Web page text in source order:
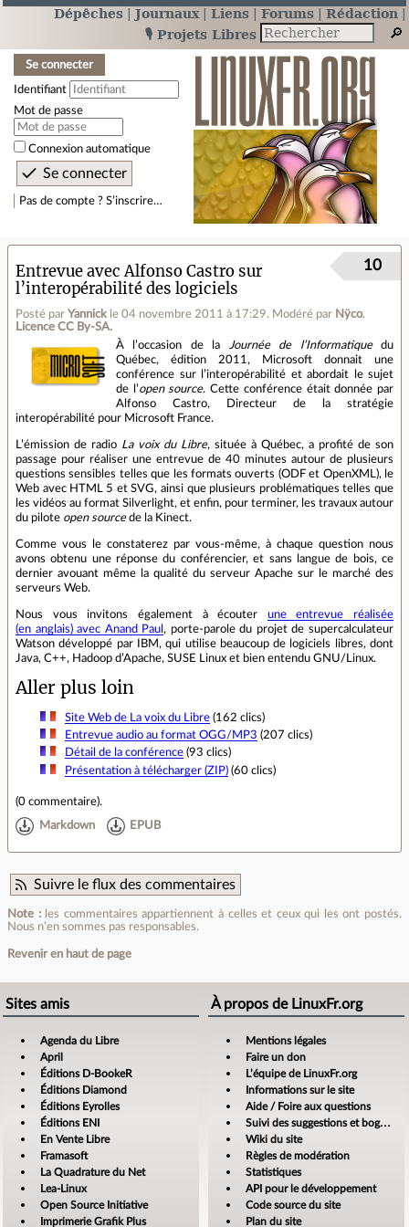
Dépêches Journaux Liens Forums
Rédaction
🎙️ Projets Libres
Se connecter
Identifiant
Mot de passe
Connexion automatique
Pas de compte ? S’inscrire…
Entrevue avec Alfonso Castro sur
l’interopérabilité des logiciels
Posté par Yannick le 04 novembre 2011 à 17:29. Modéré par Nÿco.
Licence CC By‑SA.
10
À l’occasion de la Journée de l’Informatiquedu
Québec, édition 2011, Microsoft donnait une
conférence sur l’interopérabilité et abordait le sujet
de l’open source. Cette conférence était donnée par
Alfonso Castro, Directeur de la stratégie
interopérabilité pour Microsoft France.
L’émission de radio La voix du Libre, située à Québec, a profité de son
passage pour réaliser une entrevue de 40 minutes autour de plusieurs
questions sensibles telles que les formats ouverts (ODF et OpenXML), le
Web avec HTML 5 et SVG, ainsi que plusieurs problématiques telles que
les vidéos au format Silverlight, et enfin, pour terminer, les travaux autour
du pilote open sourcede la Kinect.
Comme vous le constaterez par vous‐même, à chaque question nous
avons obtenu une réponse du conférencier, et sans langue de bois, ce
dernier avouant même la qualité du serveur Apache sur le marché des
serveurs Web.
Nous vous invitons également à écouter une entrevue réalisée
(en anglais) avec Anand Paul , porte‐parole du projet de supercalculateur
Watson développé par IBM, qui utilise beaucoup de logiciels libres, dont
Java, C++, Hadoop d’Apache, SUSE Linux et bien entendu GNU/Linux.
Aller plus loin
Site Web de La voix du Libre(162 clics)
Entrevue audio au format OGG/MP3 (207 clics)
Détail de la conférence(93 clics)
Présentation à télécharger (ZIP)(60 clics)
(0 commentaire).
Markdown EPUB
Suivre le flux des commentaires
Note :les commentaires appartiennent à celles et ceux qui les ont postés.
Nous n’en sommes pas responsables.
Revenir en haut de page
Sites amis
Agenda du Libre
April
Éditions D-BookeR
Éditions Diamond
Éditions Eyrolles
Éditions ENI
En Vente Libre
Framasoft
La Quadrature du Net
Lea-Linux
Open Source Initiative
Imprimerie Grafik Plus
À propos de LinuxFr.org
Mentions légales
Faire un don
L’équipe de LinuxFr.org
Informations sur le site
Aide / Foire aux questions
Suivi des suggestions et bogues
Wiki du site
Règles de modération
Statistiques
API pour le développement
Code source du site
Plan du site